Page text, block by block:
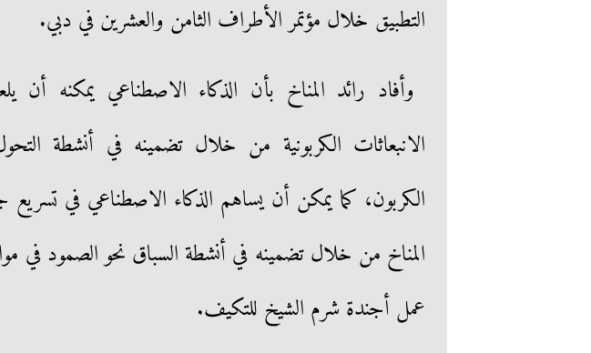
التطبيق خلال مؤتمر الأطراف الثامن والعشرين في دبي.
وأفاد رائد المناخ بأن الذكاء الاصطناعي يمكنه
الانبعاثات الكربونية من خلال تضمينه في أنشطة
الكربون، كما يمكن أن يساهم الذكاء الاصطناعي في
المناخ من خلال تضمينه في أنشطة السباق نحو الصمود في
عمل أجندة شرم الشيخ للتكيف.